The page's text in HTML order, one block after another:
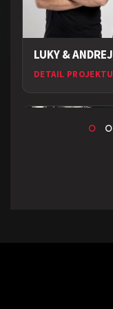
LUKY & ANDREJ
DETAIL PROJEKTU